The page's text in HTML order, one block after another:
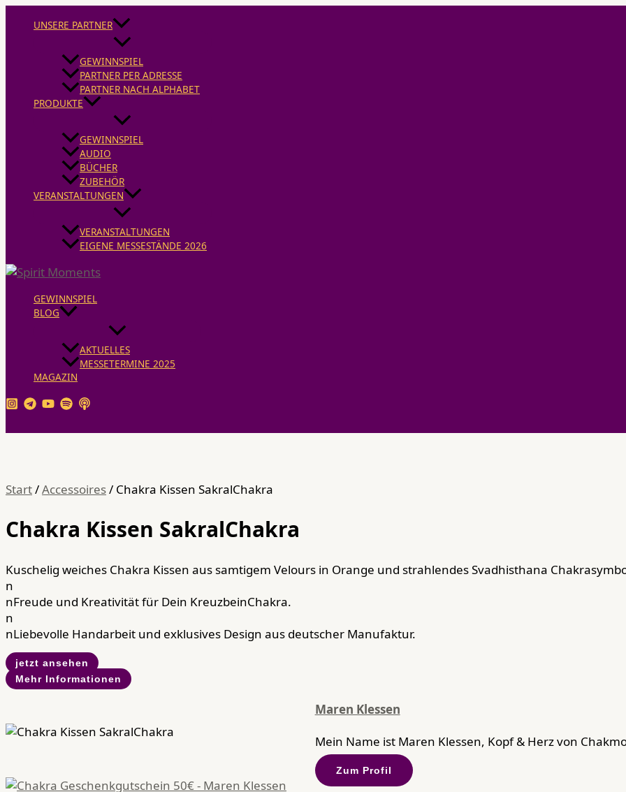
Zum
InhaltUNSERE PARTNER
GEWINNSPIEL
PARTNER PER ADRESSE
PARTNER NACH ALPHABET
PRODUKTE
GEWINNSPIEL
AUDIO
BÜCHER
ZUBEHÖR
VERANSTALTUNGEN
VERANSTALTUNGEN
EIGENE MESSESTÄNDE 2026
GEWINNSPIEL
BLOG
AKTUELLES
MESSETERMINE 2025
MAGAZIN
Start/Accessoires/ Chakra Kissen SakralChakra
Chakra Kissen SakralChakra
Kuschelig weiches Chakra Kissen aus samtigem Velours in Orange und strahlendes Svadhisthana
n
nFreude und Kreativität für Dein KreuzbeinChakra.
n
nLiebevolle Handarbeit und exklusives Design aus deutscher Manufaktur.
jetzt ansehen
Mehr Informationen
Maren Klessen
Mein Name ist Maren Klessen, Kopf & Herz von
Zum Profil